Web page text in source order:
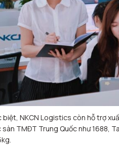
biệt, NKCN Logistics còn hỗ trợ
sàn TMĐT Trung Quốc như 1688,